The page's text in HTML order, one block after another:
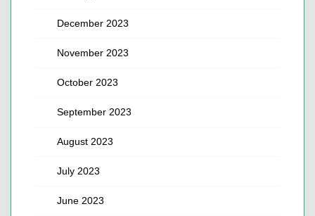
December 2023
November 2023
October 2023
September 2023
August 2023
July 2023
June 2023